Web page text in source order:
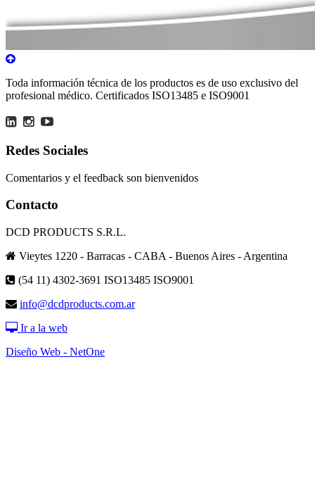
Toda información técnica de los productos es de uso exclusivo del
profesional médico. Certificados ISO13485 e ISO9001
Redes Sociales
Comentarios y el feedback son bienvenidos
Contacto
DCD PRODUCTS S.R.L.
Vieytes 1220 - Barracas - CABA - Buenos Aires - Argentina
(54 11) 4302-3691 ISO13485 ISO9001
info@dcdproducts.com.ar
Ir a la web
Diseño Web - NetOne